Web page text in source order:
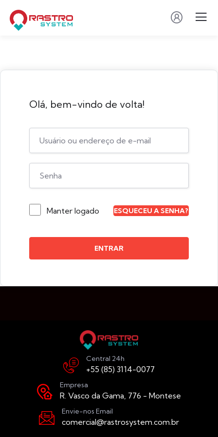
Olá, bem-vindo de volta!
Manter logado ESQUECEU A SENHA?
ENTRAR
Central 24h
+55 (85) 3114-0077
Empresa
R. Vasco da Gama, 776 - Montese
Envie-nos Email
comercial@rastrosystem.com.br